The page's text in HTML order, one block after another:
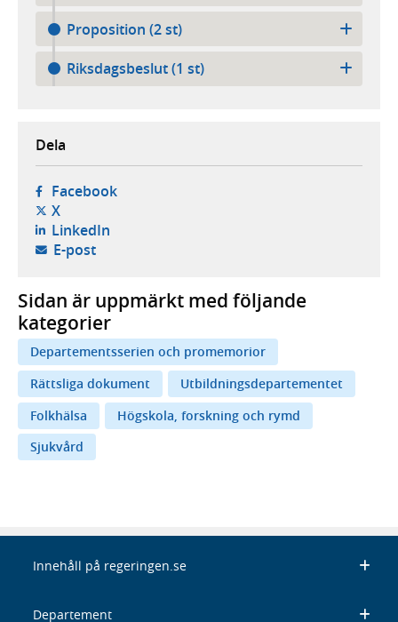
Proposition (2 st)
Riksdagsbeslut (1 st)
Dela
Facebook- öppnas i ny flik, extern webbplats,
X- öppnas i ny flik, extern webbplats,
LinkedIn- öppnas i ny flik, extern webbplats,
E-post- öppnar din e-postklient,
Sidan är uppmärkt med följande
kategorier
Departementsserien och promemorior
Rättsliga dokument
Utbildningsdepartementet
Folkhälsa
Högskola, forskning och rymd
Sjukvård
Innehåll på regeringen.se
Departement